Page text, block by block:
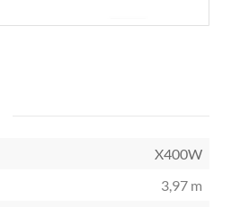
X400W
3,97 m